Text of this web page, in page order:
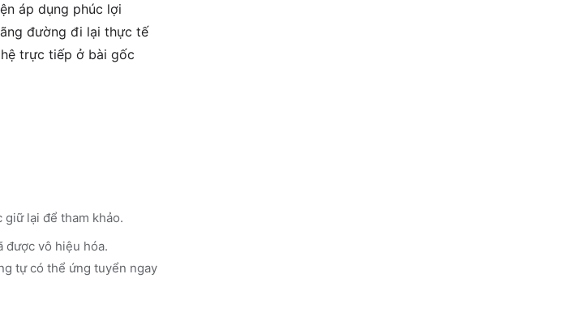
áp dụng phúc lợi
đường đi lại thực tế
trực tiếp ở bài gốc
lại để tham khảo.
được vô hiệu hóa.
tự có thể ứng tuyển ngay